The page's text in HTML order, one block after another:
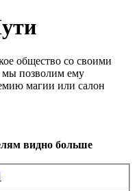
общество со своими
мы позволим ему
магии или салон
видно больше